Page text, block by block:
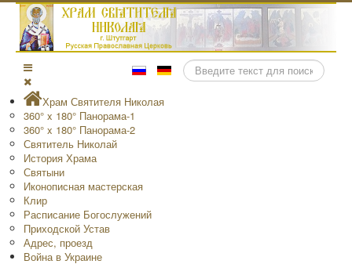
Поиск
Храм Святителя Николая
360° x 180° Панорама-1
360° x 180° Панорама-2
Святитель Николай
История Храма
Святыни
Иконописная мастерская
Клир
Расписание Богослужений
Приходской Устав
Адрес, проезд
Война в Украине